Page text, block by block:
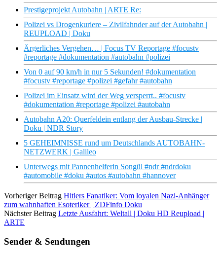
Prestigeprojekt Autobahn | ARTE Re:
Polizei vs Drogenkuriere – Zivilfahnder auf der Autobahn |
REUPLOAD | Doku
Ärgerliches Vergehen… | Focus TV Reportage #focustv
#reportage #dokumentation #autobahn #polizei
Von 0 auf 90 km/h in nur 5 Sekunden! #dokumentation
#focustv #reportage #polizei #gefahr #autobahn
Polizei im Einsatz wird der Weg versperrt.. #focustv
#dokumentation #reportage #polizei #autobahn
Autobahn A20: Querfeldein entlang der Ausbau-Strecke |
Doku | NDR Story
5 GEHEIMNISSE rund um Deutschlands AUTOBAHN-
NETZWERK | Galileo
Unterwegs mit Pannenhelferin Songül #ndr #ndrdoku
#automobile #doku #autos #autobahn #hannover
Vorheriger Beitrag Hitlers Fanatiker: Vom loyalen Nazi-Anhänger
zum wahnhaften Esoteriker | ZDFinfo Doku
Nächster Beitrag Letzte Ausfahrt: Weltall | Doku HD Reupload |
ARTE
Sender & Sendungen